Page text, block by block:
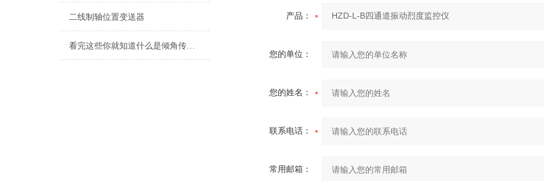
二线制轴位置变送器
看完这些你就知道什么是倾角传感器了
产品：
您的单位：
您的姓名：
联系电话：
常用邮箱：